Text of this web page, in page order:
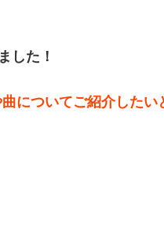
した！
についてご紹介したい